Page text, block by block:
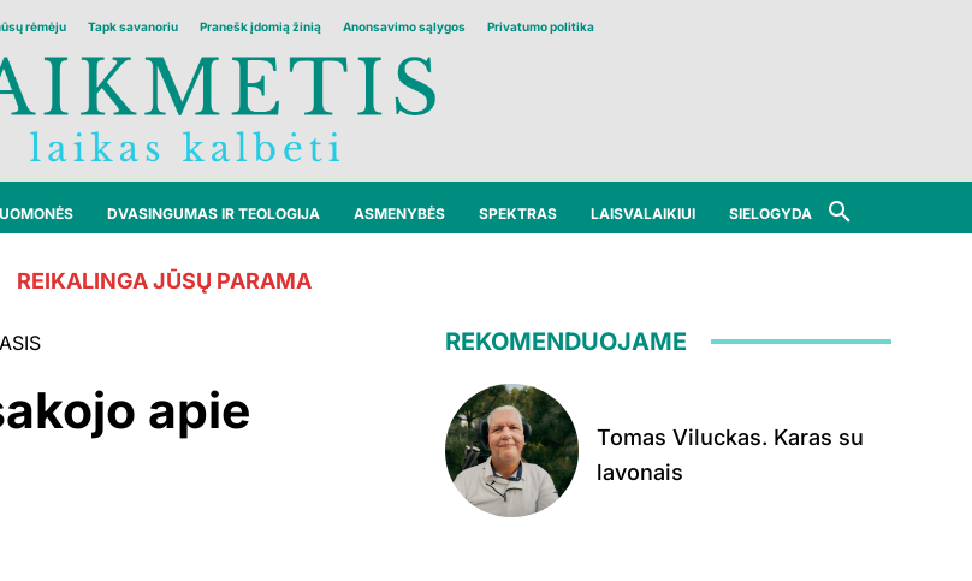
rėmėju Tapk savanoriu Pranešk įdomią žinią Anonsavimo sąlygos Privatumo politika
DVASINGUMAS IR TEOLOGIJA ASMENYBĖS SPEKTRAS LAISVALAIKIUI SIELOGYDA
REIKALINGA JŪSŲ PARAMA
apie
REKOMENDUOJAME
Tomas Viluckas. Karas su
lavonais